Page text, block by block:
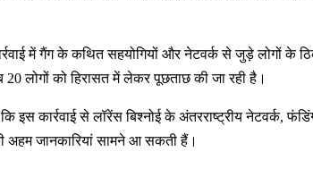
में गैंग के कथित सहयोगियों और नेटवर्क से जुड़े लोगों के
लोगों को हिरासत में लेकर पूछताछ की जा रही है।
कि इस कार्रवाई से लॉरेंस बिश्नोई के अंतरराष्ट्रीय
अहम जानकारियां सामने आ सकती हैं।